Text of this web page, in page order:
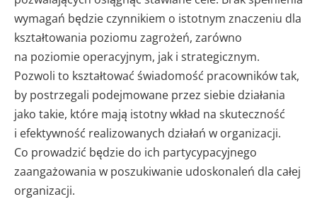
wymagań będzie czynnikiem o istotnym znaczeniu dla
kształtowania poziomu zagrożeń, zarówno
na poziomie operacyjnym, jak i strategicznym.
Pozwoli to kształtować świadomość pracowników tak,
by postrzegali podejmowane przez siebie działania
jako takie, które mają istotny wkład na skuteczność
i efektywność realizowanych działań w organizacji.
Co prowadzić będzie do ich partycypacyjnego
zaangażowania w poszukiwanie udoskonaleń dla całej
organizacji.